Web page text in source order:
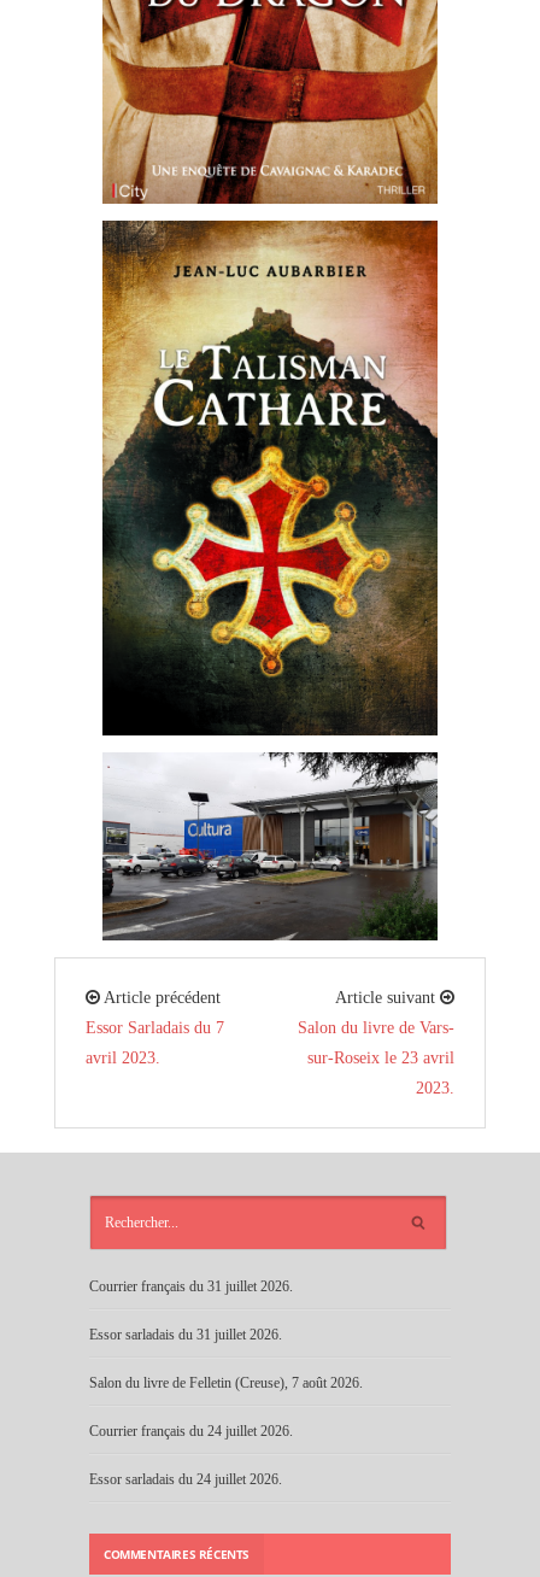
Article précédent
Essor Sarladais du 7
avril 2023.
Article suivant
Salon du livre de Vars-
sur-Roseix le 23 avril
2023.
Courrier français du 31 juillet 2026.
Essor sarladais du 31 juillet 2026.
Salon du livre de Felletin (Creuse), 7 août 2026.
Courrier français du 24 juillet 2026.
Essor sarladais du 24 juillet 2026.
COMMENTAIRES RÉCENTS